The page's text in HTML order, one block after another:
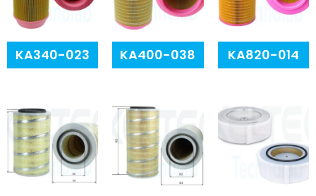
KA340-023 KA400-038 KA820-014